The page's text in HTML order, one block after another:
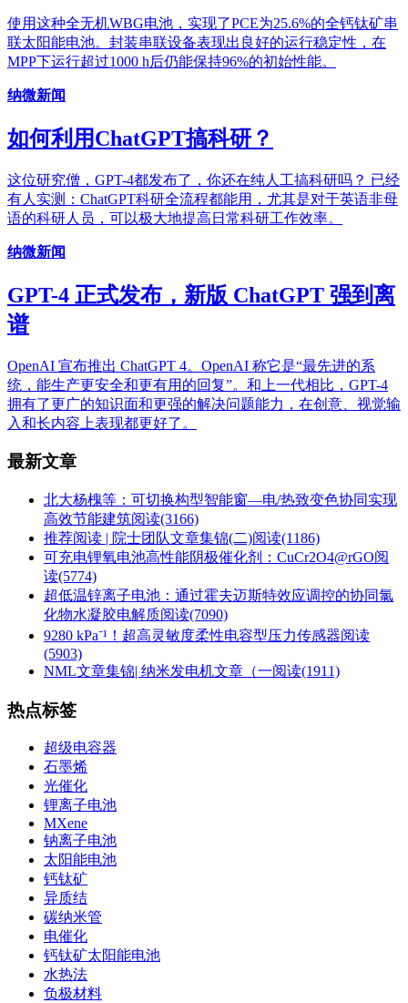
使用这种全无机WBG电池，实现了PCE为25.6%的全钙钛矿串
联太阳能电池。封装串联设备表现出良好的运行稳定性，在
MPP下运行超过1000 h后仍能保持96%的初始性能。
纳微新闻
如何利用ChatGPT搞科研？
这位研究僧，GPT-4都发布了，你还在纯人工搞科研吗？ 已经
有人实测：ChatGPT科研全流程都能用，尤其是对于英语非母
语的科研人员，可以极大地提高日常科研工作效率。
纳微新闻
GPT-4 正式发布，新版 ChatGPT 强到离
谱
OpenAI 宣布推出 ChatGPT 4。OpenAI 称它是“最先进的系
统，能生产更安全和更有用的回复”。和上一代相比，GPT-4
拥有了更广的知识面和更强的解决问题能力，在创意、视觉输
入和长内容上表现都更好了。
最新文章
北大杨槐等：可切换构型智能窗—电/热致变色协同实现
高效节能建筑阅读(3166)
推荐阅读 | 院士团队文章集锦(二)阅读(1186)
可充电锂氧电池高性能阴极催化剂：CuCr2O4@rGO阅
读(5774)
超低温锌离子电池：通过霍夫迈斯特效应调控的协同氯
化物水凝胶电解质阅读(7090)
9280 kPa⁻¹！超高灵敏度柔性电容型压力传感器阅读
(5903)
NML文章集锦| 纳米发电机文章（一阅读(1911)
热点标签
超级电容器
石墨烯
光催化
锂离子电池
MXene
钠离子电池
太阳能电池
钙钛矿
异质结
碳纳米管
电催化
钙钛矿太阳能电池
水热法
负极材料